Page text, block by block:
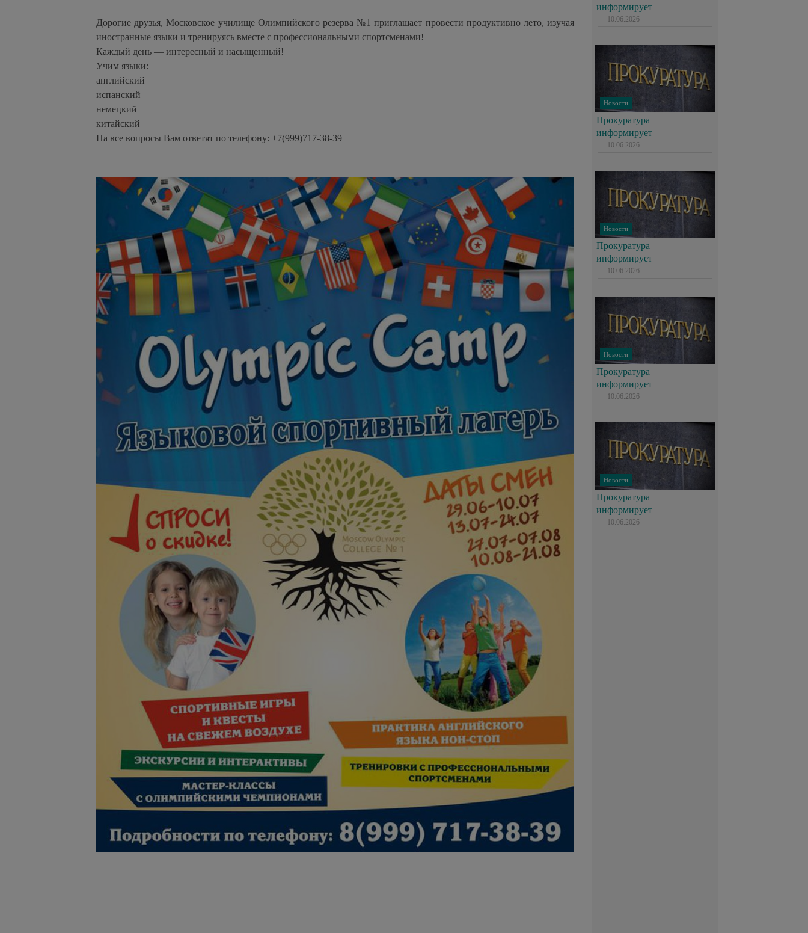
Дорогие друзья, Московское училище Олимпийского резерва №1 приглашает провести продуктивно лето, изучая
иностранные языки и тренируясь вместе с профессиональными спортсменами!
Каждый день — интересный и насыщенный!
Учим языки:
английский
испанский
немецкий
китайский
На все вопросы Вам ответят по телефону: +7(999)717-38-39
информирует
10.06.2026
Новости
Прокуратура
информирует
10.06.2026
Новости
Прокуратура
информирует
10.06.2026
Новости
Прокуратура
информирует
10.06.2026
Новости
Прокуратура
информирует
10.06.2026